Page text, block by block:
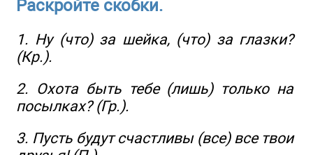
Раскройте скобки.
1. Ну (что) за шейка, (что) за глазки?
(Кр.).
2. Охота быть тебе (лишь) только на
посылках? (Гр.).
3. Пусть будут счастливы (все) все твои